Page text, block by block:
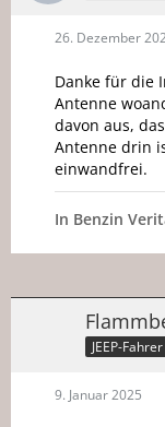
26. Dezember
Danke für die
Antenne
davon aus,
Antenne drin
einwandfrei.
In Benzin
JEEP-Fahrer
9. Januar 2025